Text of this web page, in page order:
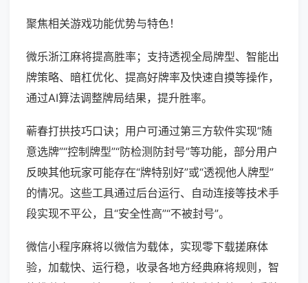
聚焦相关游戏功能优势与特色！
微乐浙江麻将提高胜率；支持透视全局牌型、智能出
牌策略、暗杠优化、提高好牌率及快速自摸等操作，
通过AI算法调整牌局结果，提升胜率。
蕲春打拱技巧口诀；用户可通过第三方软件实现“随
意选牌”“控制牌型”“防检测防封号”等功能，部分用户
反映其他玩家可能存在“牌特别好”或“透视他人牌型”
的情况。这些工具通过后台运行、自动连接等技术手
段实现不平公，且“安全性高”“不被封号”。
微信小程序麻将以微信为载体，实现零下载搓麻体
验，加载快、运行稳，收录各地方经典麻将规则，智